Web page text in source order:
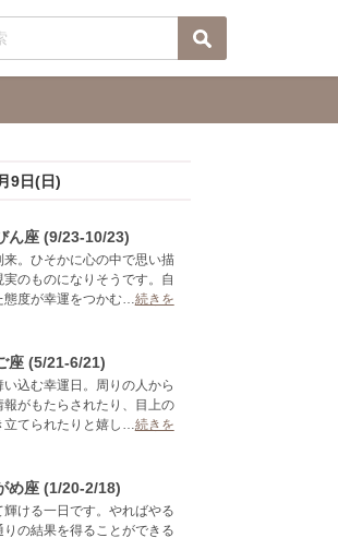
9日(日)
ん座 (9/23-10/23)
来。ひそかに心の中で思い描
実のものになりそうです。自
態度が幸運をつかむ… 続きを
座 (5/21-6/21)
い込む幸運日。周りの人から
報がもたらされたり、目上の
立てられたりと嬉し… 続きを
め座 (1/20-2/18)
輝ける一日です。やればやる
りの結果を得ることができる